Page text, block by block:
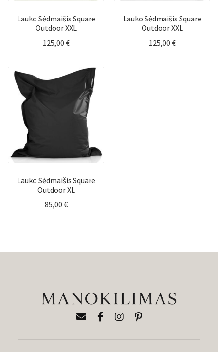
Lauko Sėdmaišis Square
Outdoor XXL
125,00 €
Lauko Sėdmaišis Square
Outdoor XXL
125,00 €
Lauko Sėdmaišis Square
Outdoor XL
85,00 €